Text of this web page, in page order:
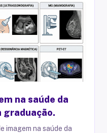
na saúde da
graduação.
imagem na saúde da